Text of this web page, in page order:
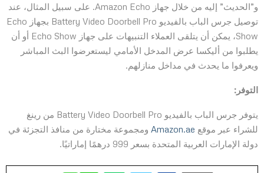
و”الحديث” إليه من خلال جهاز Amazon Echo. على سبيل المثال، عند
توصيل جرس الباب بالفيديو Battery Video Doorbell Pro بجهاز Echo
Show، يمكن أن يتلقى العملاء التنبيهات على جهاز Echo Show أو أن
يطلبوا من أليكسا عرض المدخل الأمامي ليستعرضوا البث المباشر
ويعرفوا ما يحدث في مداخل منازلهم.
التوفر:
يتوفر جرس الباب بالفيديو Battery Video Doorbell Pro من رينغ
للشراء عبر موقع Amazon.ae ومجموعة مختارة من منافذ التجزئة في
دولة الإمارات العربية المتحدة بسعر 999 درهمًا إماراتيًا.